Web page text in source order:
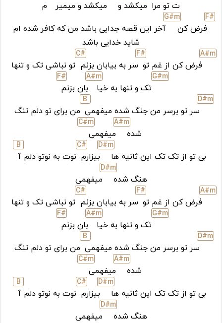
ت تو مرا میکشد و میکشد و میمیر م
F#
فرض کن
G#m
آخر این قصه جدایی باشد من که کافر شده‌ ام
شاید خدایی باشد
A#m
فرض کن از غم تو
F#
سر به بیابان بزنم
C#
تو نباشی تک و تنها
G#m
تک و تنها به خیا
A#m
بان بزنم
F#
D#m
سر تو برسر من جنگ شده میفهمی
B
من برای تو دلم تنگ
شده
A#m
میفهمی
C#m
بی تو از تک تک این ثانیه ها
D#m
بیزارم
C#
نوت به نوتو دلم آ
B
هنگ شده
D#m
میفهمی
A#m
فرض کن از غم تو
F#
سر به بیابان بزنم
C#
تو نباشی تک و تنها
G#m
تک و تنها به خیا
A#m
بان بزنم
F#
D#m
سر تو برسر من جنگ شده میفهمی
B
من برای تو دلم تنگ
شده
A#m
میفهمی
C#m
بی تو از تک تک این ثانیه ها
D#m
بیزارم
C#
نوت به نوتو دلم آ
B
هنگ شده
D#m
میفهمی